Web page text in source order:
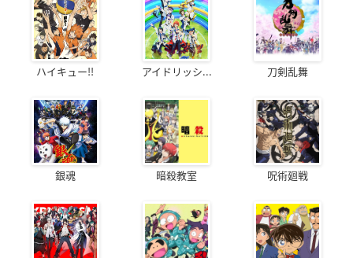
ハイキュー!! アイドリッシ... 刀剣乱舞
銀魂 暗殺教室 呪術廻戦